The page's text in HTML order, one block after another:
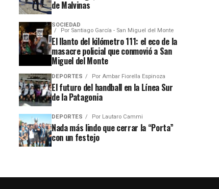
de Malvinas
SOCIEDAD
Por Santiago García - San Miguel del Monte
El llanto del kilómetro 111: el eco de la
masacre policial que conmovió a San
Miguel del Monte
DEPORTES Por Ambar Fiorella Espinoza
El futuro del handball en la Línea Sur
de la Patagonia
DEPORTES Por Lautaro Cammi
Nada más lindo que cerrar la “Porta”
con un festejo